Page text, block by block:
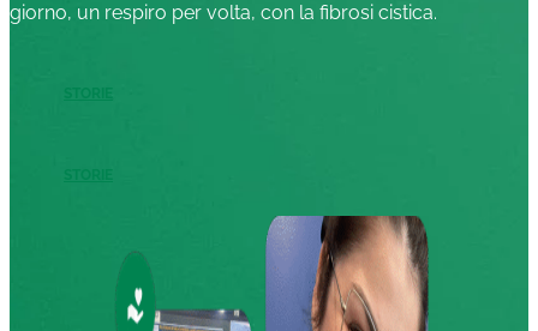
giorno, un respiro per volta, con la fibrosi cistica.